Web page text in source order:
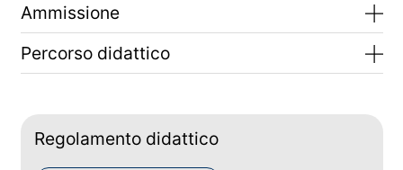
Ammissione
Percorso didattico
Regolamento didattico